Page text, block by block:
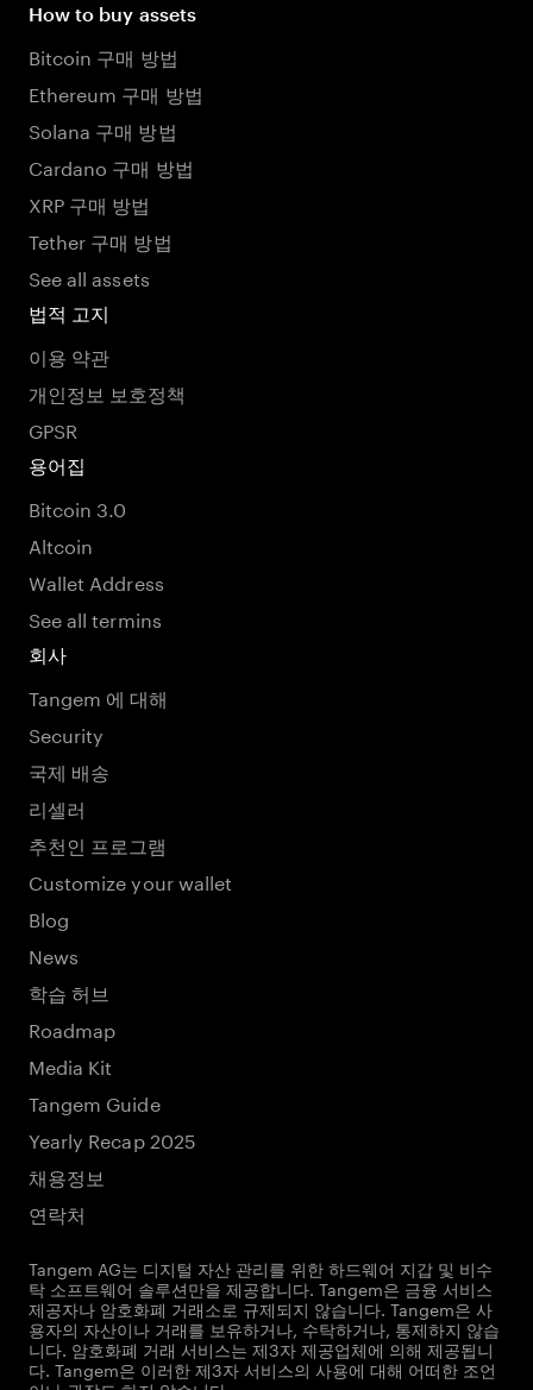
How to buy assets
Bitcoin 구매 방법
Ethereum 구매 방법
Solana 구매 방법
Cardano 구매 방법
XRP 구매 방법
Tether 구매 방법
See all assets
법적 고지
이용 약관
개인정보 보호정책
GPSR
용어집
Bitcoin 3.0
Altcoin
Wallet Address
See all termins
회사
Tangem 에 대해
Security
국제 배송
리셀러
추천인 프로그램
Customize your wallet
Blog
News
학습 허브
Roadmap
Media Kit
Tangem Guide
Yearly Recap 2025
채용정보
연락처
Tangem AG는 디지털 자산 관리를 위한 하드웨어 지갑 및 비수
탁 소프트웨어 솔루션만을 제공합니다. Tangem은 금융 서비스
제공자나 암호화폐 거래소로 규제되지 않습니다. Tangem은 사
용자의 자산이나 거래를 보유하거나, 수탁하거나, 통제하지 않습
니다. 암호화폐 거래 서비스는 제3자 제공업체에 의해 제공됩니
다. Tangem은 이러한 제3자 서비스의 사용에 대해 어떠한 조언